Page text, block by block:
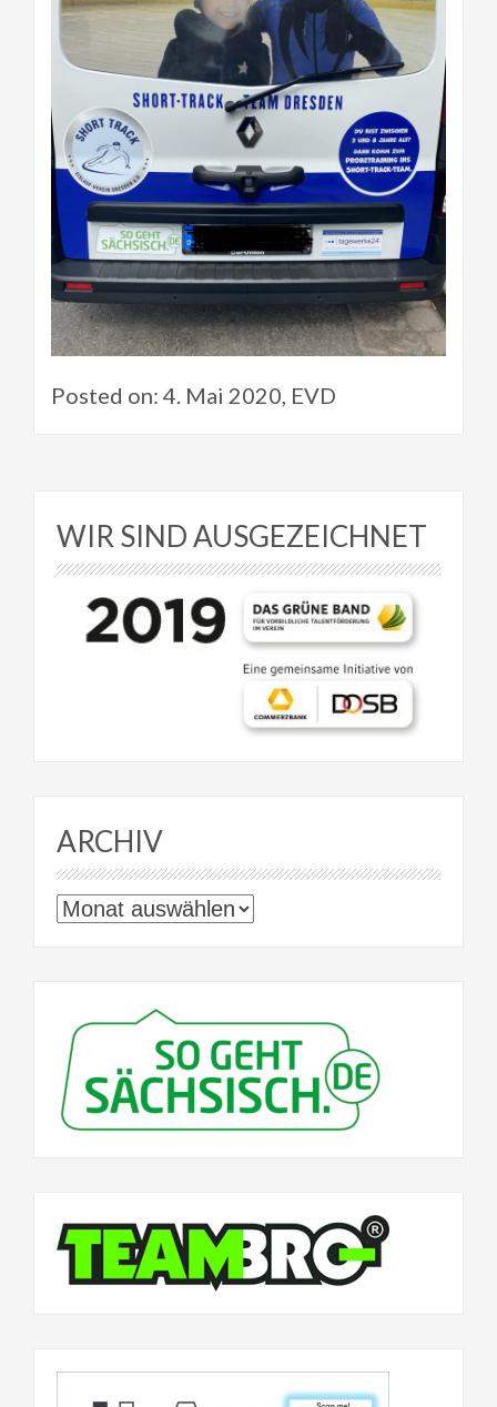
Posted on: 4. Mai 2020, EVD
WIR SIND AUSGEZEICHNET
ARCHIV
Archiv